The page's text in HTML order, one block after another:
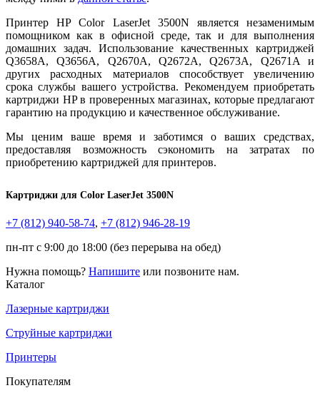
Принтер HP Color LaserJet 3500N является незаменимым
помощником как в офисной среде, так и для выполнения
домашних задач. Использование качественных картриджей
Q3658A, Q3656A, Q2670A, Q2672A, Q2673A, Q2671A​ и
других расходных материалов способствует увеличению
срока службы вашего устройства. Рекомендуем приобретать
картриджи HP в проверенных магазинах, которые предлагают
гарантию на продукцию и качественное обслуживание.
Мы ценим ваше время и заботимся о ваших средствах,
предоставляя возможность сэкономить на затратах по
приобретению картриджей для принтеров.
Картриджи для Color LaserJet 3500N
+7 (812) 940-58-74, +7 (812) 946-28-19
пн-пт с 9:00 до 18:00 (без перерыва на обед)
Нужна помощь? Напишите или позвоните нам.
Каталог
Лазерные картриджи
Струйные картриджи
Принтеры
Покупателям